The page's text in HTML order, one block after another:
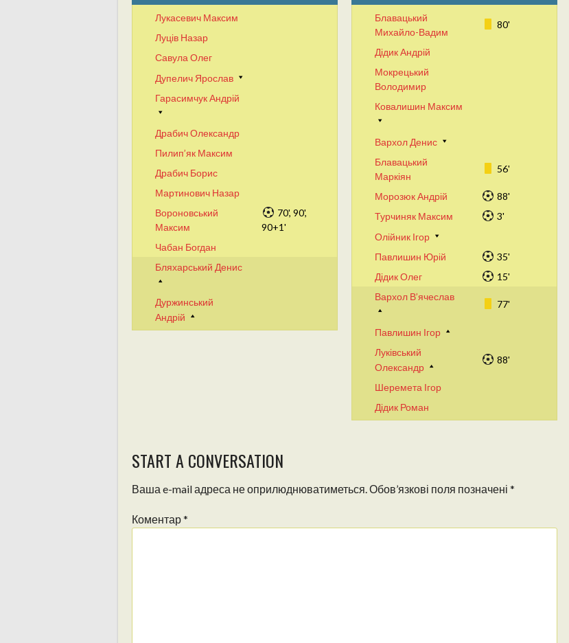
Лукасевич Максим
Луців Назар
Савула Олег
Дупелич Ярослав
Гарасимчук Андрій
Драбич Олександр
Пилип’як Максим
Драбич Борис
Мартинович Назар
Вороновський
Максим
70', 90',
90+1'
Чабан Богдан
Бляхарський Денис
Дуржинський
Андрій
Блавацький
Михайло-Вадим
80'
Дідик Андрій
Мокрецький
Володимир
Ковалишин Максим
Вархол Денис
Блавацький
Маркіян
56'
Морозюк Андрій
88'
Турчиняк Максим
3'
Олійник Ігор
Павлишин Юрій
35'
Дідик Олег
15'
Вархол В’ячеслав
77'
Павлишин Ігор
Луківський
Олександр
88'
Шеремета Ігор
Дідик Роман
START A CONVERSATION
Ваша e-mail адреса не оприлюднюватиметься. Обов’язкові поля позначені *
Коментар*